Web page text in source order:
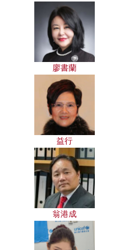
廖書蘭
益行
翁港成